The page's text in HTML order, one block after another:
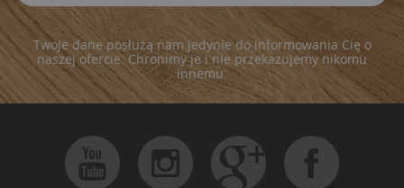
Twoje dane posłużą nam jedynie do informowania Cię o
naszej ofercie. Chronimy je i nie przekazujemy nikomu
innemu.